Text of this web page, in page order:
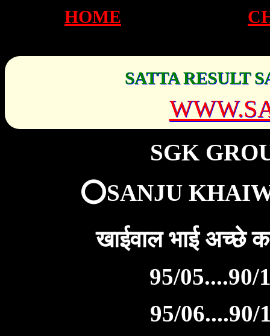
HOME
SATTA RESULT
SGK
⭕SANJU
खाईवाल भाई अच्छे
95/05....90/
95/06....90/